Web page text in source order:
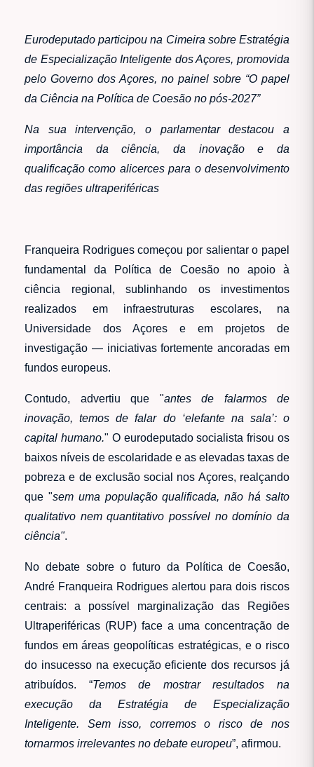
Eurodeputado participou na Cimeira sobre Estratégia
de Especialização Inteligente dos Açores, promovida
pelo Governo dos Açores, no painel sobre “O papel
da Ciência na Política de Coesão no pós-2027”
Na sua intervenção, o parlamentar destacou a
importância da ciência, da inovação e da
qualificação como alicerces para o desenvolvimento
das regiões ultraperiféricas
Franqueira Rodrigues começou por salientar o papel
fundamental da Política de Coesão no apoio à
ciência regional, sublinhando os investimentos
realizados em infraestruturas escolares, na
Universidade dos Açores e em projetos de
investigação — iniciativas fortemente ancoradas em
fundos europeus.
Contudo, advertiu que "antes de falarmos de
inovação, temos de falar do ‘elefante na sala’: o
capital humano." O eurodeputado socialista frisou os
baixos níveis de escolaridade e as elevadas taxas de
pobreza e de exclusão social nos Açores, realçando
que "sem uma população qualificada, não há salto
qualitativo nem quantitativo possível no domínio da
ciência".
No debate sobre o futuro da Política de Coesão,
André Franqueira Rodrigues alertou para dois riscos
centrais: a possível marginalização das Regiões
Ultraperiféricas (RUP) face a uma concentração de
fundos em áreas geopolíticas estratégicas, e o risco
do insucesso na execução eficiente dos recursos já
atribuídos. “Temos de mostrar resultados na
execução da Estratégia de Especialização
Inteligente. Sem isso, corremos o risco de nos
tornarmos irrelevantes no debate europeu”, afirmou.